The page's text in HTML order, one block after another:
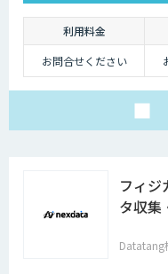
利用料金
お問合せください
フィジ
タ収集
Datatang